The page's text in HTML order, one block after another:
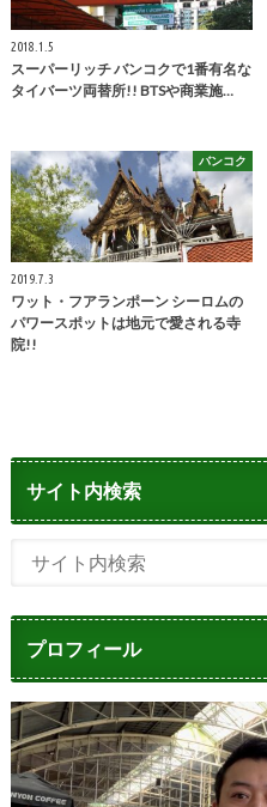
2018.1.5
スーパーリッチ バンコクで1番有名な
タイバーツ両替所!! BTSや商業施…
バンコク
2019.7.3
ワット・フアランポーン シーロムの
パワースポットは地元で愛される寺
院!!
サイト内検索
プロフィール